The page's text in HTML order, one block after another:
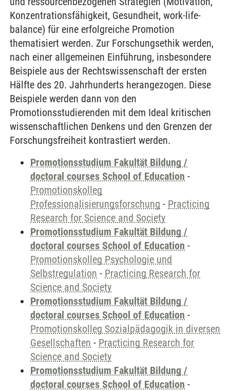
Konzentrationsfähigkeit, Gesundheit, work-life-
balance) für eine erfolgreiche Promotion
thematisiert werden. Zur Forschungsethik werden,
nach einer allgemeinen Einführung, insbesondere
Beispiele aus der Rechtswissenschaft der ersten
Hälfte des 20. Jahrhunderts herangezogen. Diese
Beispiele werden dann von den
Promotionsstudierenden mit dem Ideal kritischen
wissenschaftlichen Denkens und den Grenzen der
Forschungsfreiheit kontrastiert werden.
Promotionsstudium Fakultät Bildung /
doctoral courses School of Education -
Promotionskolleg
Professionalisierungsforschung - Practicing
Research for Science and Society
Promotionsstudium Fakultät Bildung /
doctoral courses School of Education -
Promotionskolleg Psychologie und
Selbstregulation - Practicing Research for
Science and Society
Promotionsstudium Fakultät Bildung /
doctoral courses School of Education -
Promotionskolleg Sozialpädagogik in diversen
Gesellschaften - Practicing Research for
Science and Society
Promotionsstudium Fakultät Bildung /
doctoral courses School of Education -